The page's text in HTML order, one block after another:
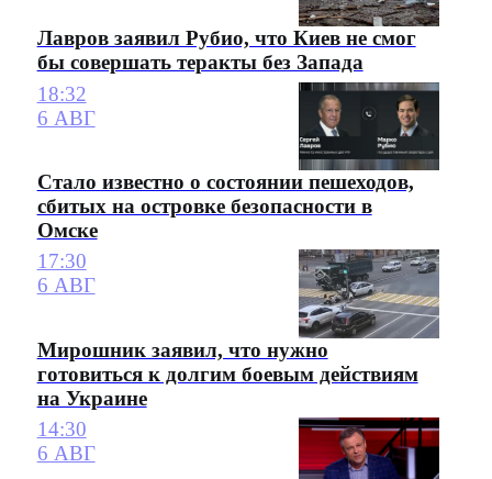
Лавров заявил Рубио, что Киев не смог
бы совершать теракты без Запада
18:32
6 АВГ
Стало известно о состоянии пешеходов,
сбитых на островке безопасности в
Омске
17:30
6 АВГ
Мирошник заявил, что нужно
готовиться к долгим боевым действиям
на Украине
14:30
6 АВГ